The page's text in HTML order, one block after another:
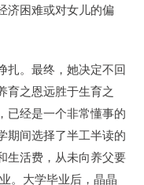
济困难或对女儿的偏
扎。最终，她决定不回
育之恩远胜于生育之
已经是一个非常懂事的
期间选择了半工半读的
生活费，从未向养父要
。大学毕业后，晶晶